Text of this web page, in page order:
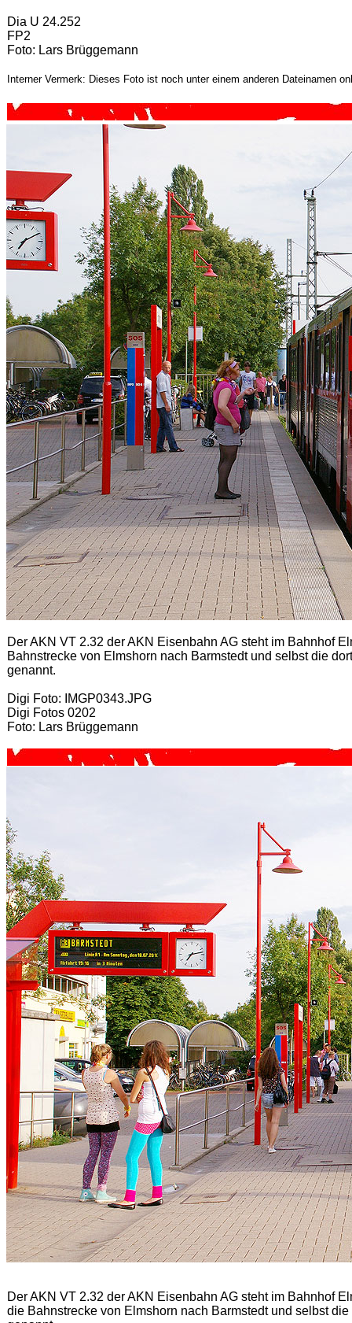
Dia U 24.252
FP2
Foto: Lars Brüggemann
Interner Vermerk: Dieses Foto ist noch unter einem anderen Dateinamen
Der AKN VT 2.32 der AKN Eisenbahn AG steht im Bahnhof
Bahnstrecke von Elmshorn nach Barmstedt und selbst die
genannt.
Digi Foto: IMGP0343.JPG
Digi Fotos 0202
Foto: Lars Brüggemann
Der AKN VT 2.32 der AKN Eisenbahn AG steht im Bahnhof
die Bahnstrecke von Elmshorn nach Barmstedt und selbst